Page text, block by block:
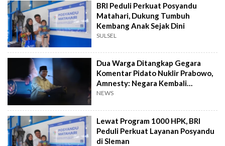
BRI Peduli Perkuat Posyandu
Matahari, Dukung Tumbuh
Kembang Anak Sejak Dini
SULSEL
Dua Warga Ditangkap Gegara
Komentar Pidato Nuklir Prabowo,
Amnesty: Negara Kembali
Represif
NEWS
Lewat Program 1000 HPK, BRI
Peduli Perkuat Layanan Posyandu
di Sleman